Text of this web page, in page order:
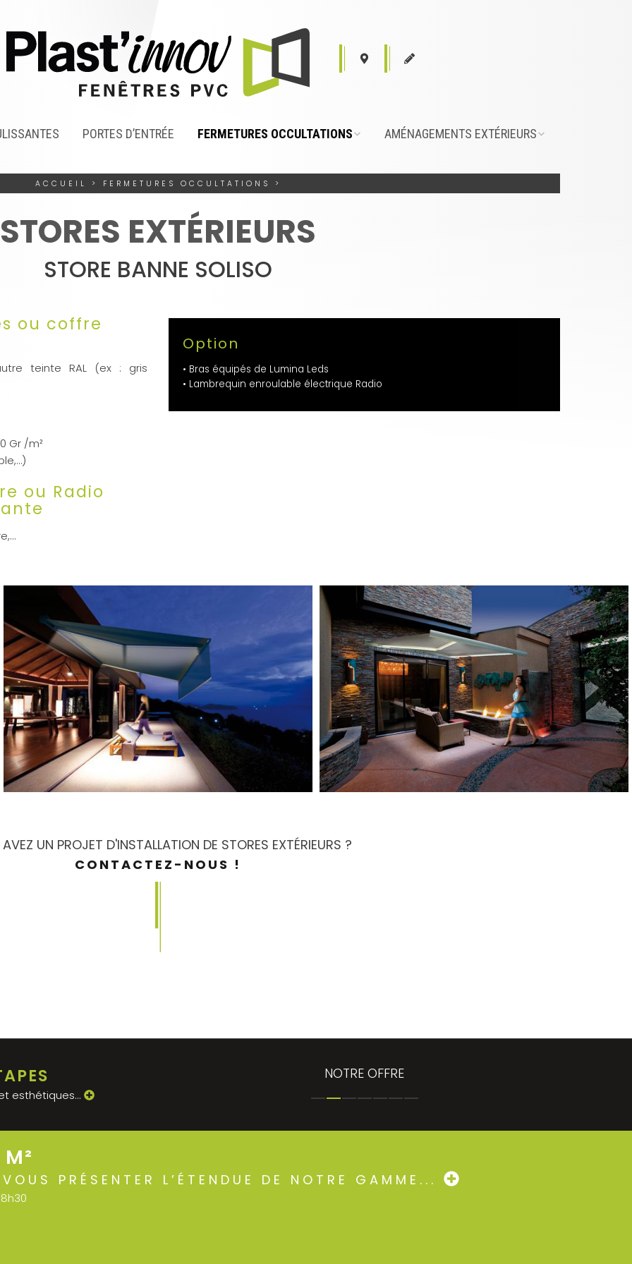
PORTES D’ENTRÉE FERMETURES OCCULTATIONS AMÉNAGEMENTS EXTÉRIEURS
ACCUEIL > FERMETURES OCCULTATIONS >
STORES EXTÉRIEURS
STORE BANNE SOLISO
ou coffre
teinte RAL (ex : gris
Gr /m²
ou Radio
Option
• Bras équipés de Lumina Leds
• Lambrequin enroulable électrique Radio
UN PROJET D'INSTALLATION DE STORES EXTÉRIEURS ?
CONTACTEZ-NOUS !
esthétiques...
NOTRE OFFRE
PRÉSENTER L’ÉTENDUE DE NOTRE GAMME...